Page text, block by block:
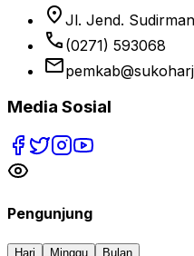
location_on Jl. Jend.
phone (0271) 593068
email
Media Sosial
Pengunjung
Hari Minggu Bulan